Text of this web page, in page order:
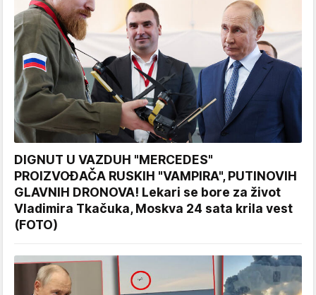
DIGNUT U VAZDUH "MERCEDES"
PROIZVOĐAČA RUSKIH "VAMPIRA", PUTINOVIH
GLAVNIH DRONOVA! Lekari se bore za život
Vladimira Tkačuka, Moskva 24 sata krila vest
(FOTO)